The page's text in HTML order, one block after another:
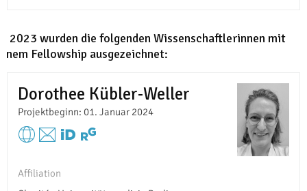
2023 wurden die folgenden Wissenschaftlerinnen mit
Fellowship ausgezeichnet:
Dorothee Kübler-Weller
Projektbeginn: 01. Januar 2024
Affiliation